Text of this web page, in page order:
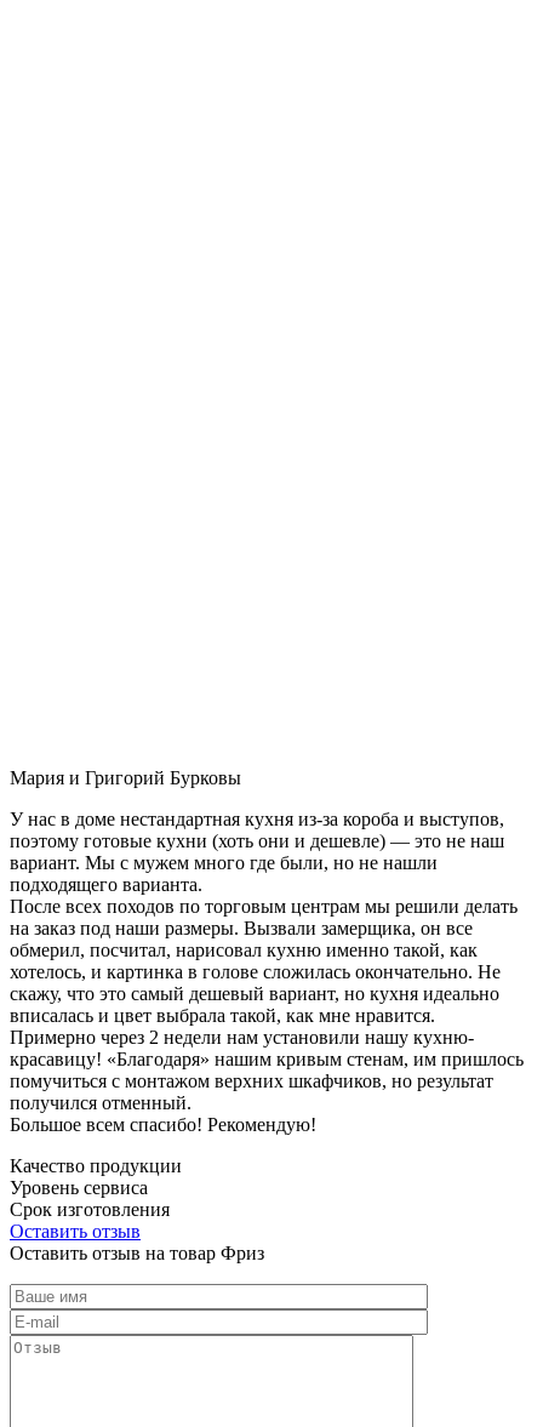
Мария и Григорий Бурковы
У нас в доме нестандартная кухня из-за короба и выступов,
поэтому готовые кухни (хоть они и дешевле) — это не наш
вариант. Мы с мужем много где были, но не нашли
подходящего варианта.
После всех походов по торговым центрам мы решили делать
на заказ под наши размеры. Вызвали замерщика, он все
обмерил, посчитал, нарисовал кухню именно такой, как
хотелось, и картинка в голове сложилась окончательно. Не
скажу, что это самый дешевый вариант, но кухня идеально
вписалась и цвет выбрала такой, как мне нравится.
Примерно через 2 недели нам установили нашу кухню-
красавицу! «Благодаря» нашим кривым стенам, им пришлось
помучиться с монтажом верхних шкафчиков, но результат
получился отменный.
Большое всем спасибо! Рекомендую!
Качество продукции
Уровень сервиса
Срок изготовления
Оставить отзыв
Оставить отзыв на товар Фриз